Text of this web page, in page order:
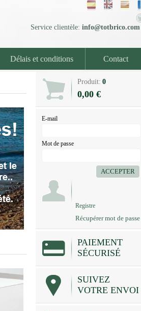
Service clientèle: info@totbrico.com
Délais et conditions Contact
Produit: 0
0,00 €
E-mail
Mot de passe
ACCEPTER
Registre
Récupérer mot de passe
PAIEMENT
SÉCURISÉ
SUIVEZ
VOTRE ENVOI